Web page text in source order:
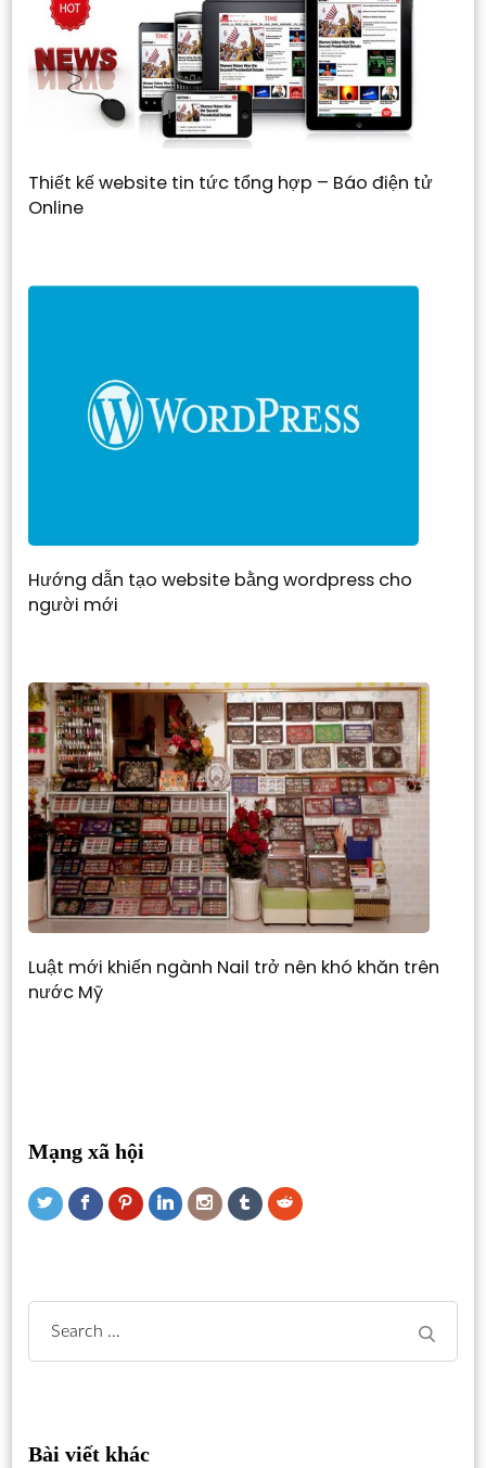
Thiết kế website tin tức tổng hợp – Báo điện tử
Online
Hướng dẫn tạo website bằng wordpress cho
người mới
Luật mới khiến ngành Nail trở nên khó khăn trên
nước Mỹ
Mạng xã hội
Search
for:
Bài viết khác